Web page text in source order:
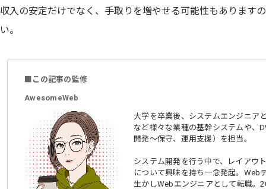
収入の安定だけでなく、手取りを増やせる可能性もあります
い。
■この記事の監修
AwesomeWeb
大学を卒業後、システムエンジニア
など様々な業種の基幹システムや、
開発〜保守、運用支援）を担当。
システム開発を行う中で、レイアウ
について興味を持ち一念発起。Web
生かしWebエンジニアとして転職。